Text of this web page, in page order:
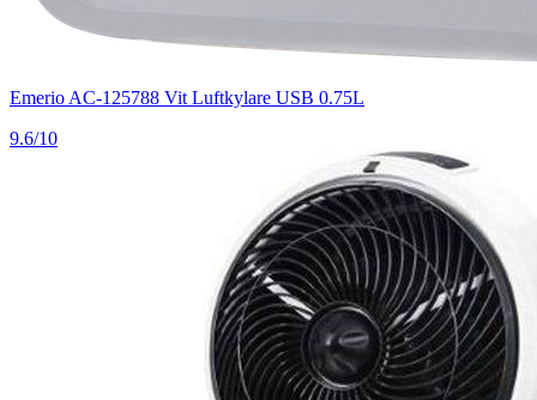
Emerio AC-125788 Vit Luftkylare USB 0.75L
9.6/10